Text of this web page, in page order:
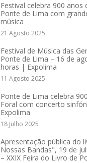
Festival celebra 900 anos
Ponte de Lima com
música
21 Agosto 2025
Festival de Música das
Ponte de Lima – 16 de
horas | Expolima
11 Agosto 2025
Ponte de Lima celebra
Foral com concerto
Expolima
18 Julho 2025
Apresentação pública do
Nossas Bandas", 19 de
– XXIX Feira do Livro de